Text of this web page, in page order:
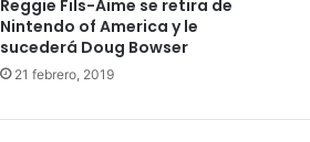
Reggie Fils-Aime se retira de
Nintendo of America y le
sucederá Doug Bowser
21 febrero, 2019